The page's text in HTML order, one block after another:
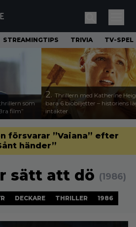
STREAMINGTIPS TRIVIA TV-SPEL
som
film”
2. Thrillern med Katherine
bara 6 biobiljetter – historiens
intäkter
försvarar ”Vaiana” efter
händer”
sätt att dö (1986)
DECKARE THRILLER 1986